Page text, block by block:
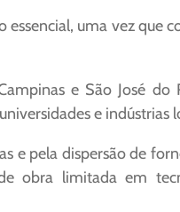
uma vez que
e São José
e indústrias
e pela dispersão de
obra limitada em